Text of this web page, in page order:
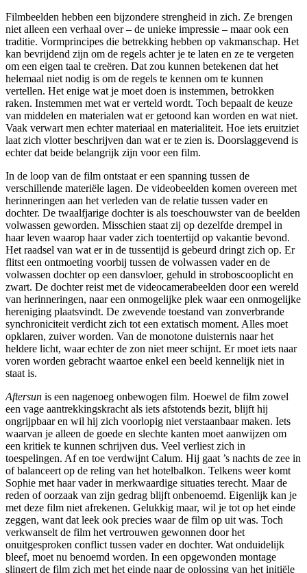
Filmbeelden hebben een bijzondere strengheid in zich. Ze brengen
niet alleen een verhaal over – de unieke impressie – maar ook een
traditie. Vormprincipes die betrekking hebben op vakmanschap. Het
kan bevrijdend zijn om de regels achter je te laten en ze te vergeten
om een eigen taal te creëren. Dat zou kunnen betekenen dat het
helemaal niet nodig is om de regels te kennen om te kunnen
vertellen. Het enige wat je moet doen is instemmen, betrokken
raken. Instemmen met wat er verteld wordt. Toch bepaalt de keuze
van middelen en materialen wat er getoond kan worden en wat niet.
Vaak verwart men echter materiaal en materialiteit. Hoe iets eruitziet
laat zich vlotter beschrijven dan wat er te zien is. Doorslaggevend is
echter dat beide belangrijk zijn voor een film.
In de loop van de film ontstaat er een spanning tussen de
verschillende materiële lagen. De videobeelden komen overeen met
herinneringen aan het verleden van de relatie tussen vader en
dochter. De twaalfjarige dochter is als toeschouwster van de beelden
volwassen geworden. Misschien staat zij op dezelfde drempel in
haar leven waarop haar vader zich toentertijd op vakantie bevond.
Het raadsel van wat er in de tussentijd is gebeurd dringt zich op. Er
flitst een ontmoeting voorbij tussen de volwassen vader en de
volwassen dochter op een dansvloer, gehuld in stroboscooplicht en
zwart. De dochter reist met de videocamerabeelden door een wereld
van herinneringen, naar een onmogelijke plek waar een onmogelijke
hereniging plaatsvindt. De zwevende toestand van zonverbrande
synchroniciteit verdicht zich tot een extatisch moment. Alles moet
opklaren, zuiver worden. Van de monotone duisternis naar het
heldere licht, waar echter de zon niet meer schijnt. Er moet iets naar
voren worden gebracht waartoe enkel een beeld kennelijk niet in
staat is.
Aftersun is een nagenoeg onbewogen film. Hoewel de film zowel
een vage aantrekkingskracht als iets afstotends bezit, blijft hij
ongrijpbaar en wil hij zich voorlopig niet verstaanbaar maken. Iets
waarvan je alleen de goede en slechte kanten moet aanwijzen om
een kritiek te kunnen schrijven dus. Veel verliest zich in
toespelingen. Af en toe verdwijnt Calum. Hij gaat ’s nachts de zee in
of balanceert op de reling van het hotelbalkon. Telkens weer komt
Sophie met haar vader in merkwaardige situaties terecht. Maar de
reden of oorzaak van zijn gedrag blijft onbenoemd. Eigenlijk kan je
met deze film niet afrekenen. Gelukkig maar, wil je tot op het einde
zeggen, want dat leek ook precies waar de film op uit was. Toch
verkwanselt de film het vertrouwen gewonnen door het
onuitgesproken conflict tussen vader en dochter. Wat onduidelijk
bleef, moet nu benoemd worden. In een opgewonden montage
slingert de film zich met het einde naar de oplossing van het initiële